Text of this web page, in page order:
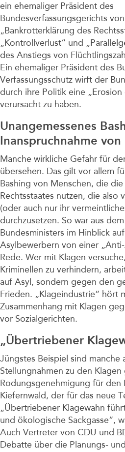
ein ehemaliger Präsident des
Bundesverfassungsgerichts
„Bankrotterklärung des
„Kontrollverlust“ und
des Anstiegs von
Ein ehemaliger Präsident des
Verfassungsschutz wirft der
durch ihre Politik eine „Erosion
verursacht zu haben.
Unangemessenes
Inanspruchnahme von
Manche wirkliche Gefahr für
übersehen. Das gilt vor allem
Bashing von Menschen, die
Rechtsstaates nutzen, die also
(oder auch nur ihr
durchzusetzen. So war aus
Bundesministers im Hinblick
Asylbewerbern von einer
Rede. Wer mit Klagen
Kriminellen zu verhindern,
auf Asyl, sondern gegen den
Frieden. „Klageindustrie“ hört
Zusammenhang mit Klagen
vor Sozialgerichten.
„Übertriebener
Jüngstes Beispiel sind manche
Stellungnahmen zu den
Rodungsgenehmigung für den
Kiefernwald, der für das neue
„Übertriebener Klagewahn
und ökologische Sackgasse“,
Auch Vertreter von CDU und
Debatte über die Planungs- und